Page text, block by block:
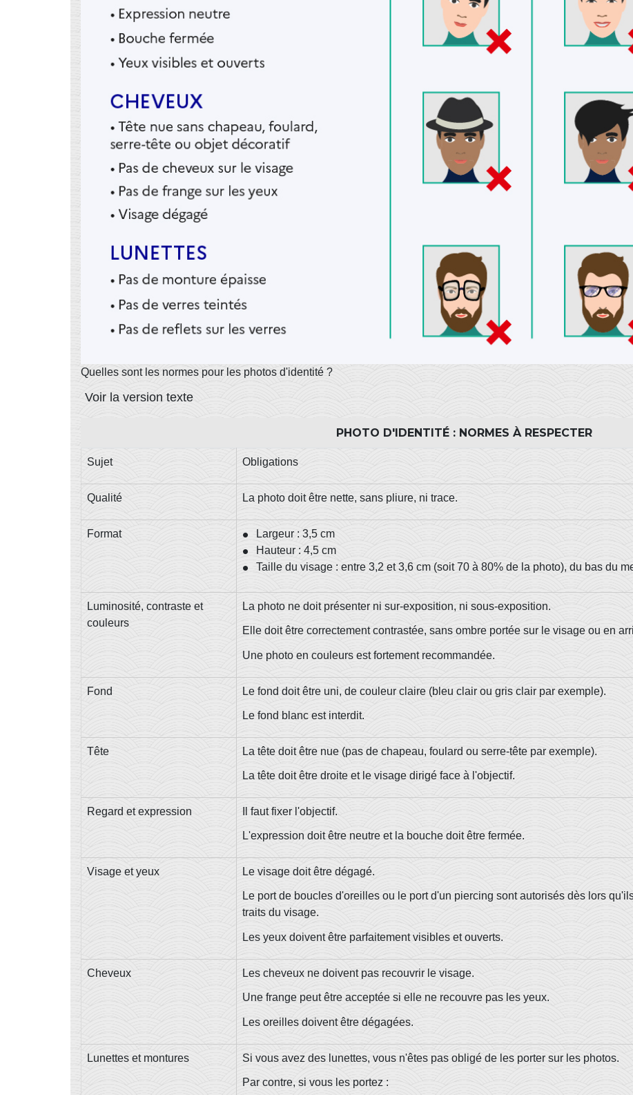
Quelles sont les normes pour les photos d'identité ?
Voir la version texte
PHOTO D'IDENTITÉ : NORMES À RESPECTER
Sujet Obligations
Qualité La photo doit être nette, sans pliure, ni trace.
Format
Largeur : 3,5 cm
Hauteur : 4,5 cm
Taille du visage : entre 3,2 et 3,6 cm (soit 70 à 80% de la photo), du bas du
Luminosité, contraste et
couleurs
La photo ne doit présenter ni sur-exposition, ni sous-exposition.
Elle doit être correctement contrastée, sans ombre portée sur le visage ou en
Une photo en couleurs est fortement recommandée.
Fond Le fond doit être uni, de couleur claire (bleu clair ou gris clair par exemple).
Le fond blanc est interdit.
Tête La tête doit être nue (pas de chapeau, foulard ou serre-tête par exemple).
La tête doit être droite et le visage dirigé face à l'objectif.
Regard et expression Il faut fixer l'objectif.
L'expression doit être neutre et la bouche doit être fermée.
Visage et yeux Le visage doit être dégagé.
Le port de boucles d'oreilles ou le port d'un piercing sont autorisés dès lors
traits du visage.
Les yeux doivent être parfaitement visibles et ouverts.
Cheveux Les cheveux ne doivent pas recouvrir le visage.
Une frange peut être acceptée si elle ne recouvre pas les yeux.
Les oreilles doivent être dégagées.
Lunettes et montures Si vous avez des lunettes, vous n'êtes pas obligé de les porter sur les photos.
Par contre, si vous les portez :